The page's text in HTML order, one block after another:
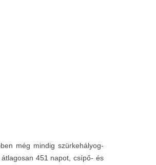
még mindig szürkehályog-
451 napot, csípő- és